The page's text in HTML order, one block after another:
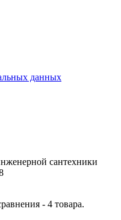
данных
сантехники
- 4 товара.